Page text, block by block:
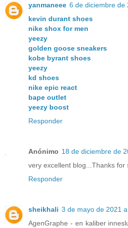
yanmaneee 6 de diciembre de
kevin durant shoes
nike shox for men
yeezy
golden goose sneakers
kobe byrant shoes
yeezy
kd shoes
nike epic react
bape outlet
yeezy boost
Responder
Anónimo 18 de diciembre de
very excellent blog...Thanks for
Responder
sheikhali 3 de mayo de 2021 a
AgenGraphe - en kaliber